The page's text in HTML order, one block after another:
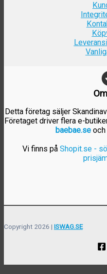
Detta företag säljer
Företaget driver flera e-
baebae.se och
Vi finns på Shopit.se -
Copyright 2026 | ISWAG.SE